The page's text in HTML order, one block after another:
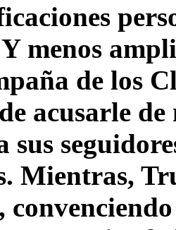
menos
de los
acusarle
sus
Mientras,